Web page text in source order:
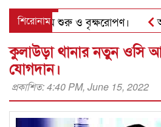
শিরোনাম
কার্যক্রম শুরু ও বৃক্ষরোপণ।
ব্যবহার করে প্রতারণার চেষ্টা।
কুলাউড়া থানার নতুন ওসি
যোগদান।
প্রকাশিত: 4:40 PM, June 15, 2022